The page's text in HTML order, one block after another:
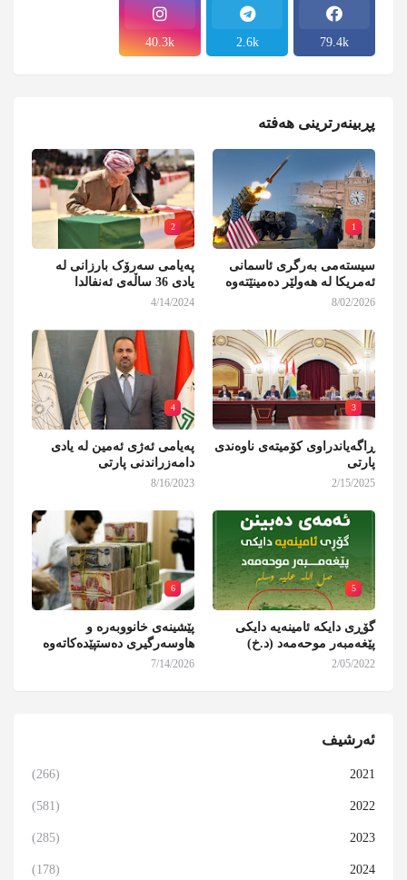
79.4k
2.6k
40.3k
پڕبینەرترینی هەفتە
1
سیستەمی بەرگری ئاسمانی
ئەمریکا لە هەولێر دەمینێتەوە
8/02/2026
2
پەیامی سەرۆک بارزانی لە
یادی 36 ساڵەی ئەنفالدا
4/14/2024
3
ڕاگەیاندراوی کۆمیتەی ناوەندی
پارتی
2/15/2025
4
پەیامی ئەژی ئەمین لە یادی
دامەزراندنی پارتی
8/16/2023
5
گۆڕی دایکە ئامینەیە دایکی
پێغەمبەر موحەمەد (د.خ)
2/05/2022
6
پێشینەی خانووبەرە و
هاوسەرگیری دەستپێدەکاتەوە
7/14/2026
ئەرشیف
2021
(266)
2022
(581)
2023
(285)
2024
(178)